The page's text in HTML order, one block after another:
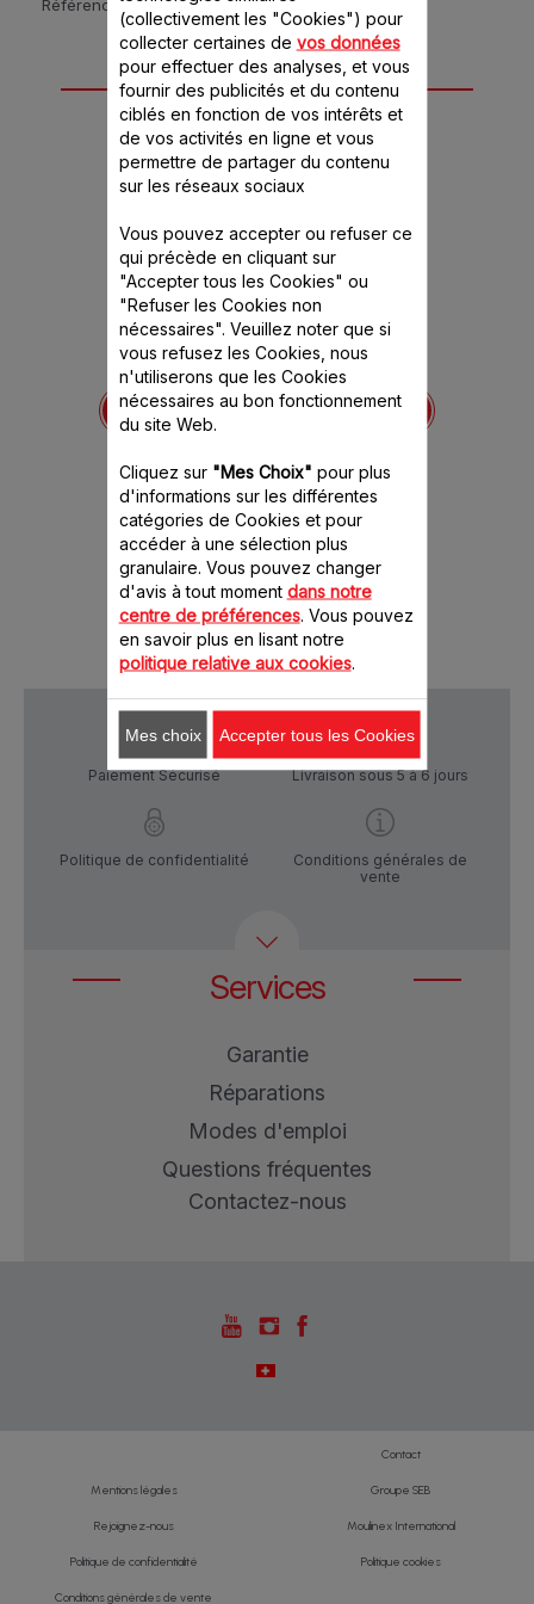
Référence :DJ77EN10
6 accessoire(s) pour
ce produit
Cône à émincer fin
vert SS-1530001368
Tranche finement légumes,
pommes et gruyère
8.20 CHF
Ajouter au panier
Paiement Sécurisé Livraison sous 5 à 6 jours
Politique de confidentialité
Conditions générales de
vente
Services
Garantie
Réparations
Modes d'emploi
Questions fréquentes
Contactez-nous
Contact
Mentions légales Groupe SEB
Rejoignez-nous Moulinex International
Politique de confidentialité Politique cookies
Conditions générales de vente
(collectivement les "Cookies") pour
collecter certaines de vos données
pour effectuer des analyses, et vous
fournir des publicités et du contenu
ciblés en fonction de vos intérêts et
de vos activités en ligne et vous
permettre de partager du contenu
sur les réseaux sociaux
Vous pouvez accepter ou refuser ce
qui précède en cliquant sur
"Accepter tous les Cookies" ou
"Refuser les Cookies non
nécessaires". Veuillez noter que si
vous refusez les Cookies, nous
n'utiliserons que les Cookies
nécessaires au bon fonctionnement
du site Web.
Cliquez sur "Mes Choix" pour plus
d'informations sur les différentes
catégories de Cookies et pour
accéder à une sélection plus
granulaire. Vous pouvez changer
d'avis à tout moment dans notre
centre de préférences. Vous pouvez
en savoir plus en lisant notre
politique relative aux cookies.
Mes choix Accepter tous les Cookies